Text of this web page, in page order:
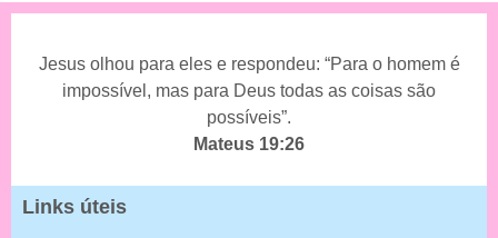
Jesus olhou para eles e respondeu: “Para o homem é
impossível, mas para Deus todas as coisas são
possíveis”.
Mateus 19:26
Links úteis